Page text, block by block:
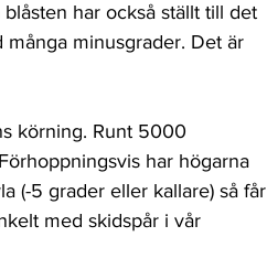
har också ställt till det
minusgrader. Det är
körning. Runt 5000
har högarna
(-5 grader eller kallare) så får
med skidspår i vår